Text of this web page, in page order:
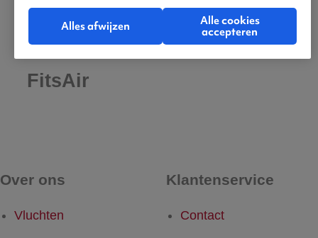
FitsAir
Over ons
Vluchten
Klantenservice
Contact
Alles afwijzen
Alle cookies
accepteren